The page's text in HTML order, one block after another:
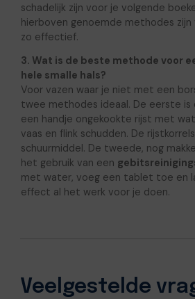
schadelijk zijn voor je volgende
hierboven genoemde methodes zijn
zo effectief.
3. Wat is de beste methode voor
hele smalle hals?
Voor vazen waar je niet met een
twee methodes ideaal. De eerste is
een handje ongekookte rijst met
vaas en flink schudden. De
schuurmiddel. De tweede, nog
het gebruik van een
met water, voeg een tablet toe en
effect al het werk voor je doen.
Veelgestelde